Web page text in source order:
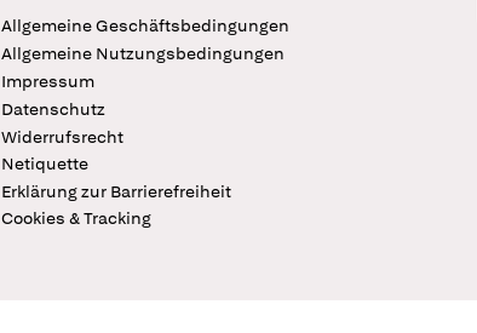
Allgemeine Geschäftsbedingungen
Allgemeine Nutzungsbedingungen
Impressum
Datenschutz
Widerrufsrecht
Netiquette
Erklärung zur Barrierefreiheit
Cookies & Tracking